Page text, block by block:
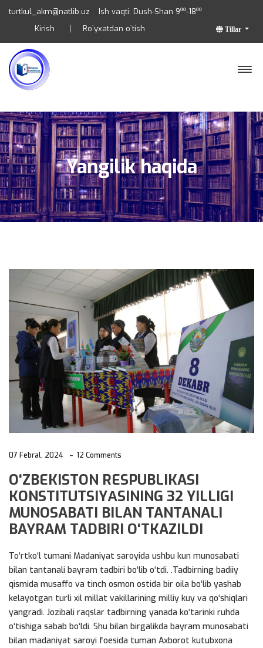
turtkul_akm@natlib.uz Ish vaqti: Dush-Shan 9⁰⁰-18⁰⁰
Tillar
Kirish Ro`yxatdan o`tish
Yangilik haqida
07 Febral, 2024 12 Comments
O‘ZBEKISTON RESPUBLIKASI
KONSTITUTSIYАSINING 32 YILLIGI
MUNOSABATI BILAN TANTANALI
BAYRAM TADBIRI O‘TKAZILDI
To‘rtko‘l tumani Madaniyat saroyida ushbu kun munosabati
bilan tantanali bayram tadbiri bo‘lib o‘tdi. .Tadbirning badiiy
qismida musaffo va tinch osmon ostida bir oila bo‘lib yashab
kelayotgan turli xil millat vakillarining milliy kuy va qo‘shiqlari
yangradi. Jozibali raqslar tadbirning yanada ko‘tarinki ruhda
o‘tishiga sabab bo‘ldi. Shu bilan birgalikda bayram munosabati
bilan madaniyat saroyi foesida tuman Axborot kutubxona